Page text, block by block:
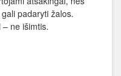
padaryti žalos.
ne išimtis.